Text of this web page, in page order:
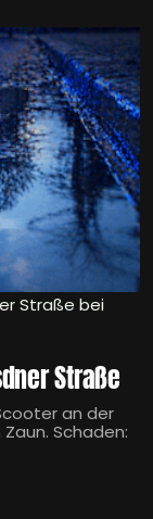
Straße bei
Straße
an der
Schaden: